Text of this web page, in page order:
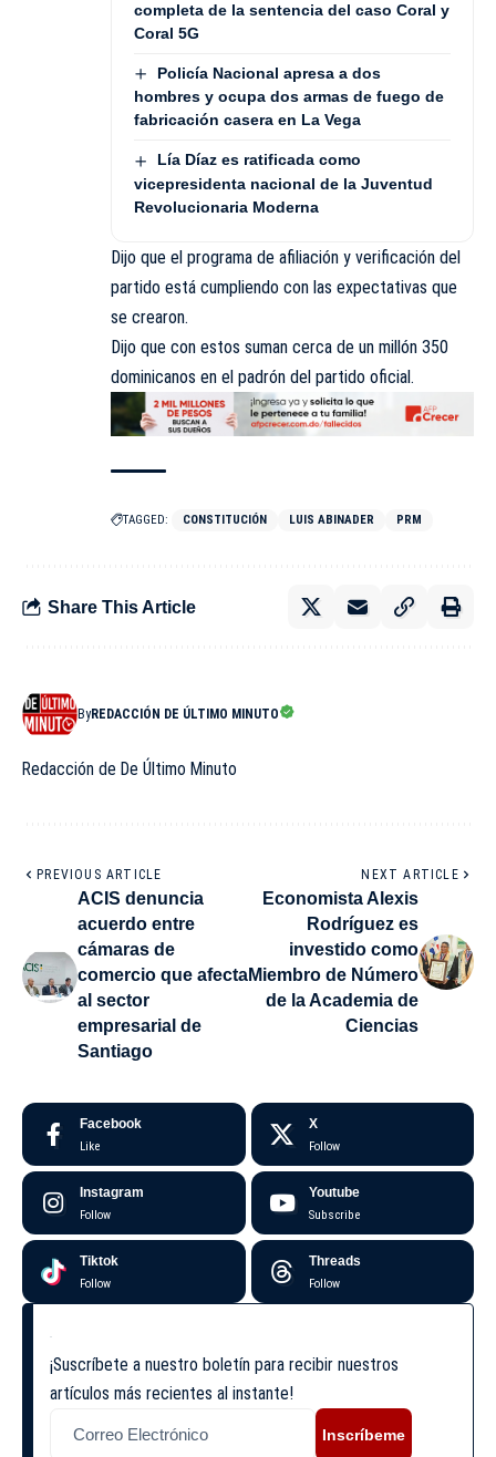
completa de la sentencia del caso Coral y
Coral 5G
Policía Nacional apresa a dos
hombres y ocupa dos armas de fuego de
fabricación casera en La Vega
Lía Díaz es ratificada como
vicepresidenta nacional de la Juventud
Revolucionaria Moderna
Dijo que el programa de afiliación y verificación del
partido está cumpliendo con las expectativas que
se crearon.
Dijo que con estos suman cerca de un millón 350
dominicanos en el padrón del partido oficial.
TAGGED: CONSTITUCIÓN LUIS ABINADER PRM
Share This Article
ByREDACCIÓN DE ÚLTIMO MINUTO
Redacción de De Último Minuto
PREVIOUS ARTICLE
ACIS denuncia
acuerdo entre
cámaras de
comercio que afecta
al sector
empresarial de
Santiago
NEXT ARTICLE
Economista Alexis
Rodríguez es
investido como
Miembro de Número
de la Academia de
Ciencias
Facebook
Like
X
Follow
Instagram
Follow
Youtube
Subscribe
Tiktok
Follow
Threads
Follow
¡Suscríbete a nuestro boletín para recibir nuestros
artículos más recientes al instante!
Inscríbeme